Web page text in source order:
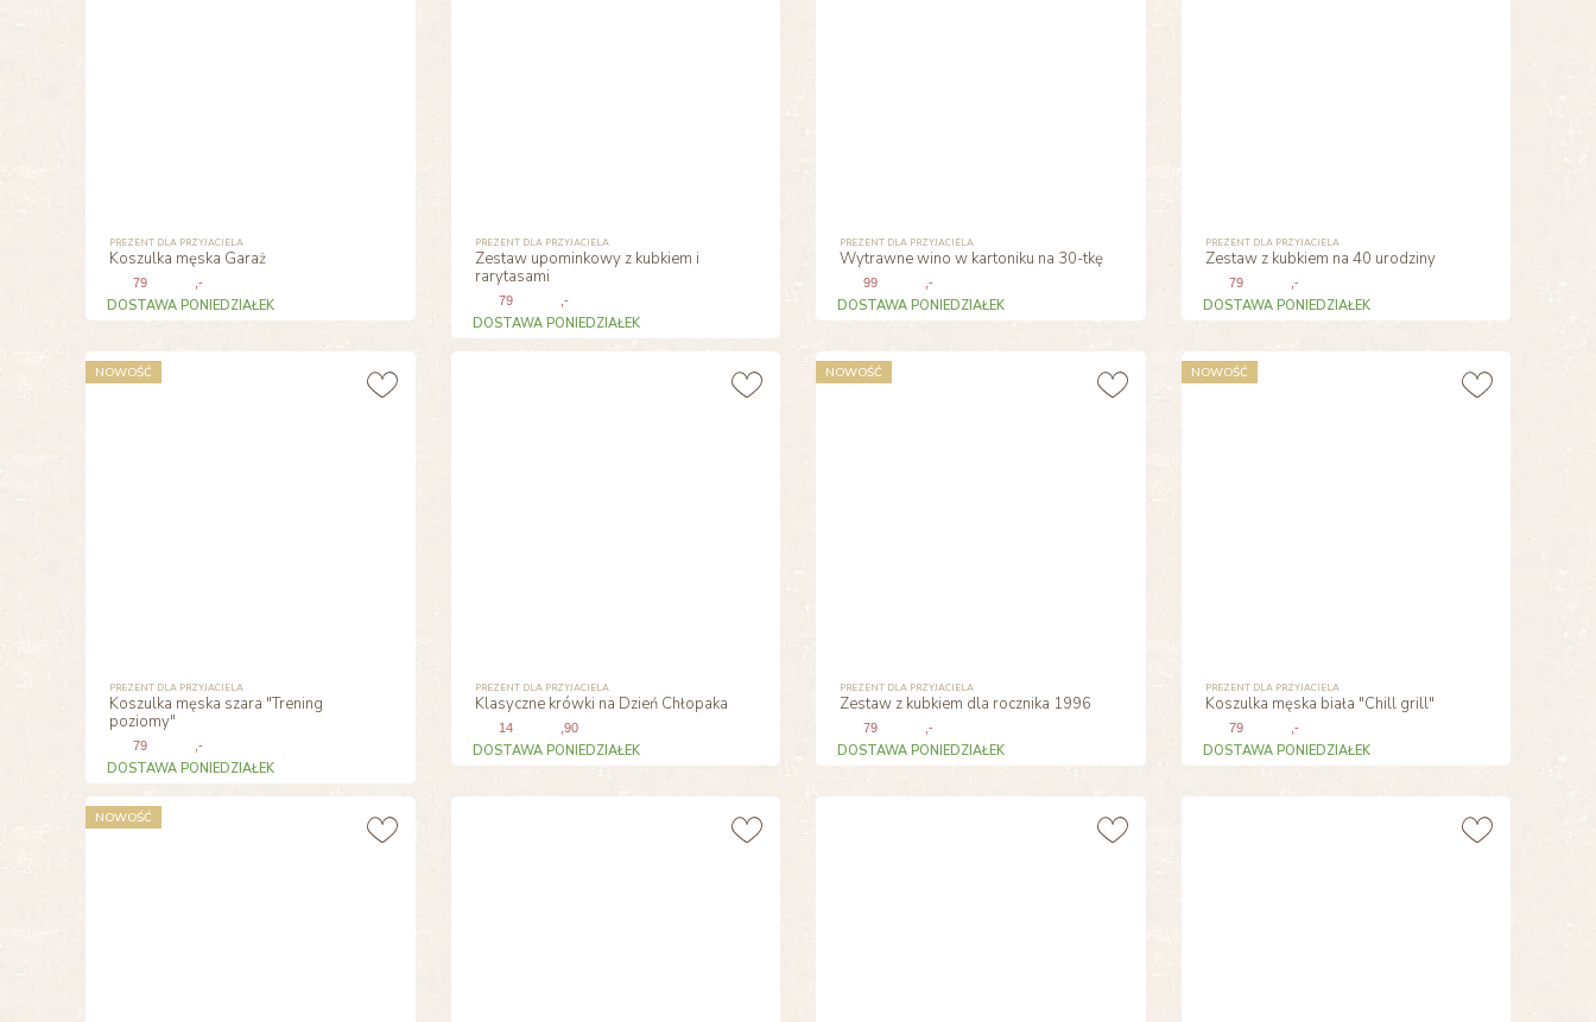
PREZENT DLA PRZYJACIELA
Koszulka męska Garaż
79 ,-
DOSTAWA PONIEDZIAŁEK
PREZENT DLA PRZYJACIELA
Zestaw upominkowy z kubkiem i
rarytasami
79 ,-
DOSTAWA PONIEDZIAŁEK
PREZENT DLA PRZYJACIELA
Wytrawne wino w kartoniku na 30-tkę
99 ,-
DOSTAWA PONIEDZIAŁEK
PREZENT DLA PRZYJACIELA
Zestaw z kubkiem na 40 urodziny
79 ,-
DOSTAWA PONIEDZIAŁEK
PREZENT DLA PRZYJACIELA
Koszulka męska szara "Trening
poziomy"
79 ,-
DOSTAWA PONIEDZIAŁEK
NOWOŚĆ
PREZENT DLA PRZYJACIELA
Klasyczne krówki na Dzień Chłopaka
14 ,90
DOSTAWA PONIEDZIAŁEK
PREZENT DLA PRZYJACIELA
Zestaw z kubkiem dla rocznika 1996
79 ,-
DOSTAWA PONIEDZIAŁEK
NOWOŚĆ
PREZENT DLA PRZYJACIELA
Koszulka męska biała "Chill grill"
79 ,-
DOSTAWA PONIEDZIAŁEK
NOWOŚĆ
NOWOŚĆ